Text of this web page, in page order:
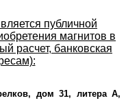
публичной
магнитов в
расчет, банковская
дом 31, литера А,